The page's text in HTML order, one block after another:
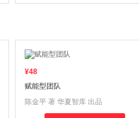
¥48
赋能型团队
陈金平 著 华夏智库 出品